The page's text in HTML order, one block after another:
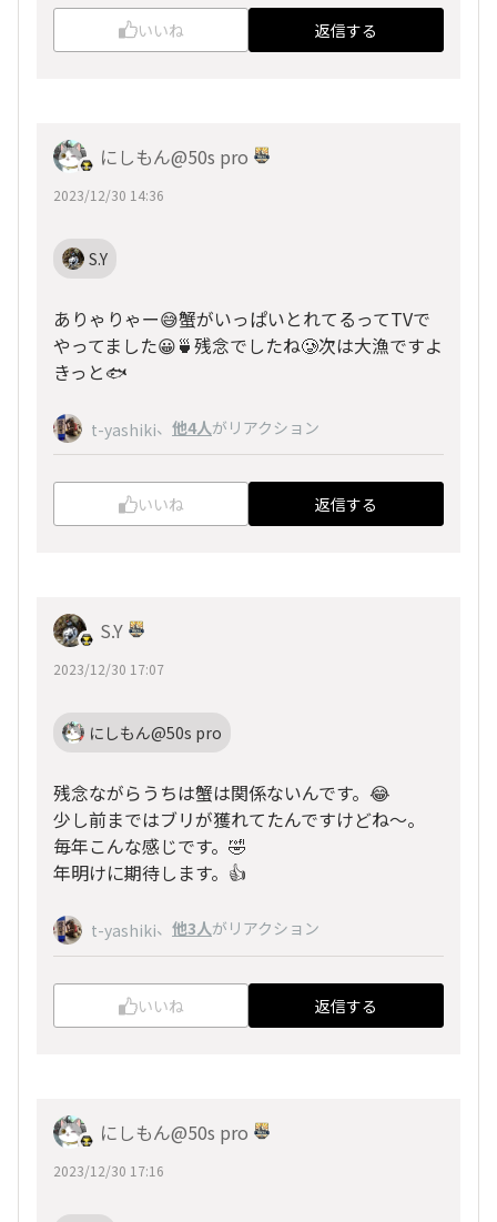
いいね 返信する
にしもん@50s pro
2023/12/30 14:36
S.Y
ありゃりゃー😅蟹がいっぱいとれてるってTVで
やってました😀🍵残念でしたね🥲次は大漁ですよ
きっと🐟
t-yashiki、 他4人がリアクション
いいね 返信する
S.Y
2023/12/30 17:07
にしもん@50s pro
残念ながらうちは蟹は関係ないんです。😂
少し前まではブリが獲れてたんですけどね〜。
毎年こんな感じです。🤣
年明けに期待します。👍
t-yashiki、 他3人がリアクション
いいね 返信する
にしもん@50s pro
2023/12/30 17:16